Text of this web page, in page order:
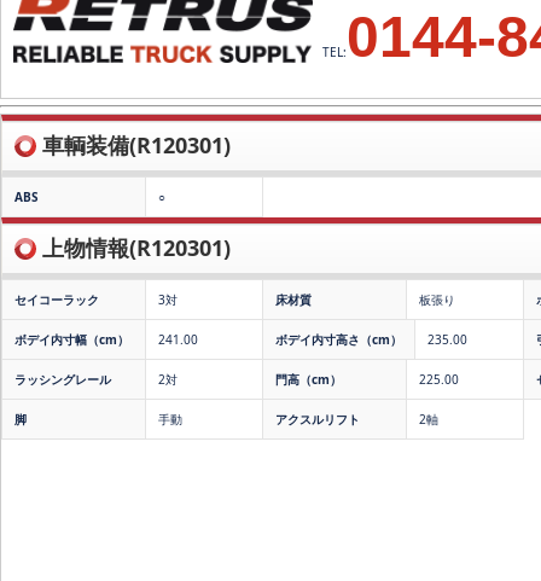
TEL: 0144-
車輌装備(R120301)
ABS ○
上物情報(R120301)
セイコーラック 3対 床材質 板張り
ボデイ内寸幅（cm） 241.00 ボデイ内寸高さ（cm） 235.00
ラッシングレール 2対 門高（cm） 225.00
脚 手動 アクスルリフト 2軸